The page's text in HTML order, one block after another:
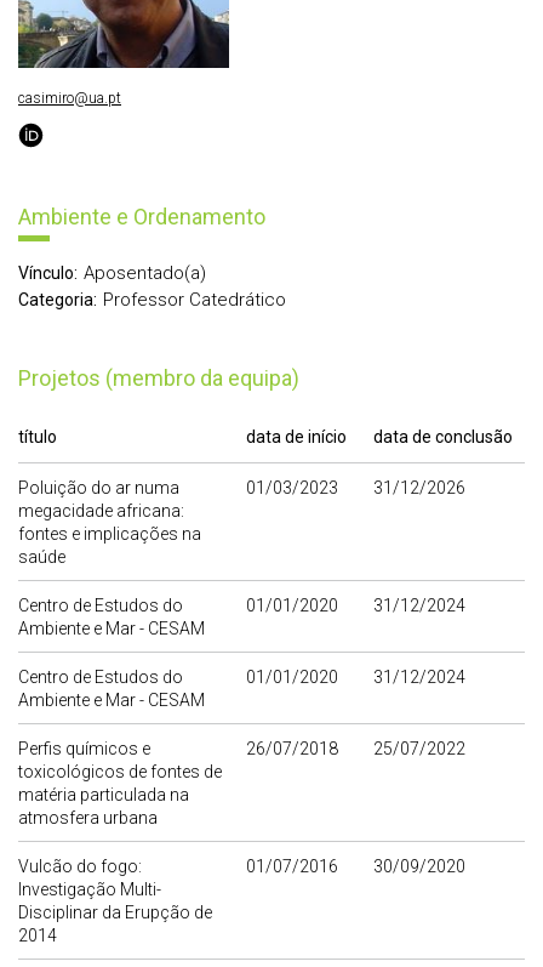
Ambiente e Ordenamento
Vínculo: Aposentado(a)
Categoria: Professor Catedrático
Projetos (membro da equipa)
título data de início data de conclusão
Poluição do ar numa
megacidade africana:
fontes e implicações na
saúde
01/03/2023 31/12/2026
Centro de Estudos do
Ambiente e Mar - CESAM
01/01/2020 31/12/2024
Centro de Estudos do
Ambiente e Mar - CESAM
01/01/2020 31/12/2024
Perfis químicos e
toxicológicos de fontes de
matéria particulada na
atmosfera urbana
26/07/2018 25/07/2022
Vulcão do fogo:
Investigação Multi-
Disciplinar da Erupção de
2014
01/07/2016 30/09/2020
casimiro@ua.pt